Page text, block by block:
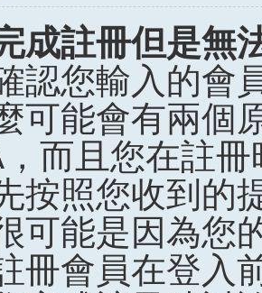
成註冊但是無
認您輸入的會
可能會有兩個
而且您在註
按照您收到的
可能是因為您
冊會員在登入